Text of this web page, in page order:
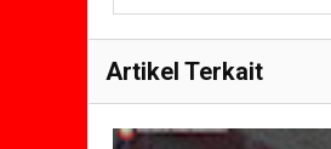
Artikel Terkait